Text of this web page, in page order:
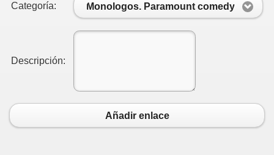
Categoría: Monologos. Paramount comedy
Descripción:
Añadir enlace